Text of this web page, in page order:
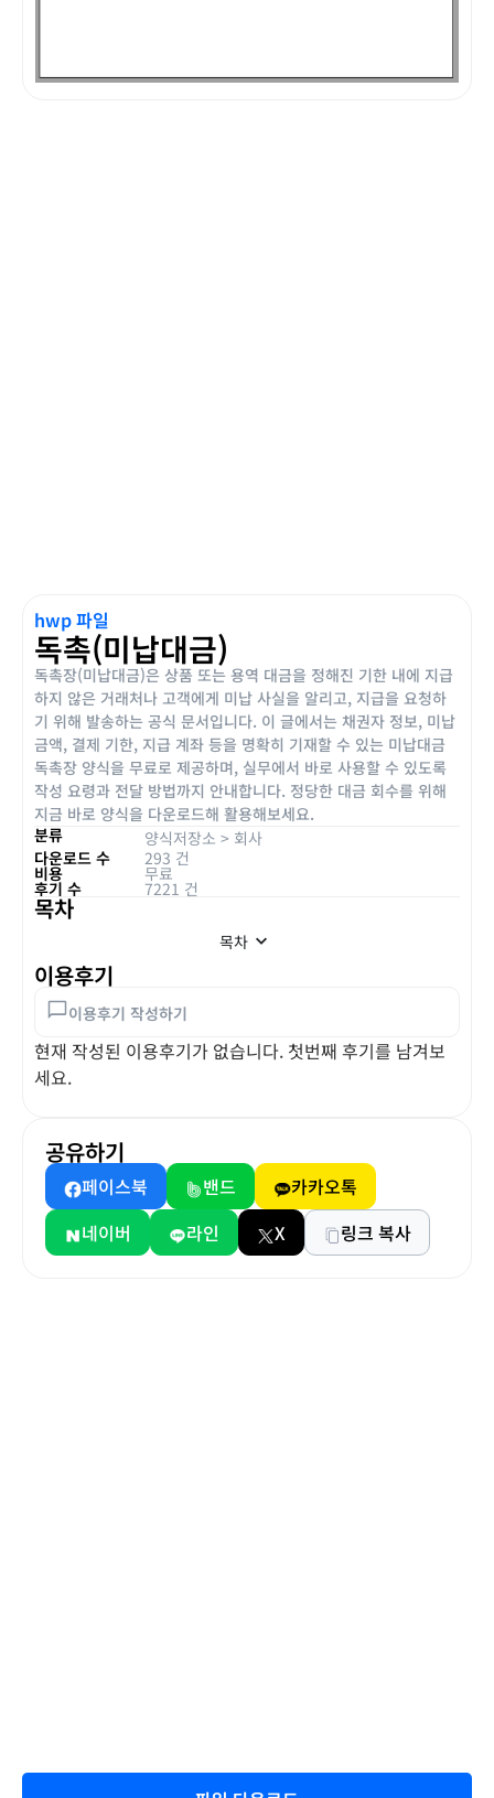
hwp 파일
독촉(미납대금)
독촉장(미납대금)은 상품 또는 용역 대금을 정해진 기한 내에 지급
하지 않은 거래처나 고객에게 미납 사실을 알리고, 지급을 요청하
기 위해 발송하는 공식 문서입니다. 이 글에서는 채권자 정보, 미납
금액, 결제 기한, 지급 계좌 등을 명확히 기재할 수 있는 미납대금
독촉장 양식을 무료로 제공하며, 실무에서 바로 사용할 수 있도록
작성 요령과 전달 방법까지 안내합니다. 정당한 대금 회수를 위해
지금 바로 양식을 다운로드해 활용해보세요.
분류
양식저장소 > 회사
다운로드 수
293 건
비용 무료
후기 수 7221 건
목차
목차
이용후기
이용후기 작성하기
현재 작성된 이용후기가 없습니다. 첫번째 후기를 남겨보
세요.
공유하기
페이스북 밴드
카카오톡
네이버
라인 X 링크 복사